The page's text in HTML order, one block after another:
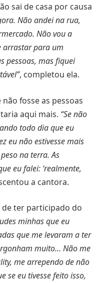
sai de casa por causa
Não andei na rua,
Não vou a
arrastar para um
pessoas, mas fiquei
, completou ela.
fosse as pessoas
aqui mais. “Se não
todo dia que eu
eu não estivesse mais
na terra. As
eu falei: ‘realmente,
a cantora.
ter participado do
minhas que eu
que me levaram a ter
muito… Não me
me arrependo de não
se eu tivesse feito isso,